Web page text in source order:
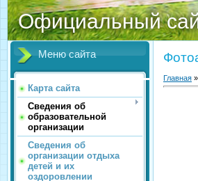
Официальный
Меню сайта
Карта сайта
Сведения об
образовательной
организации
Сведения об
организации отдыха
детей и их
оздоровлении
Главная »